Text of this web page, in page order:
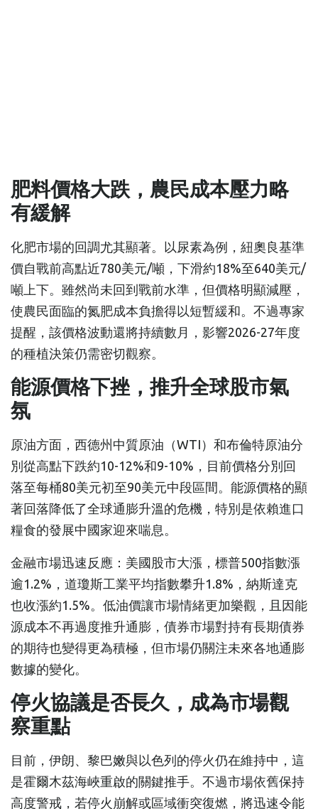
肥料價格大跌，農民成本壓力略
有緩解
化肥市場的回調尤其顯著。以尿素為例，紐奧良基準
價自戰前高點近780美元/噸，下滑約18%至640美元/
噸上下。雖然尚未回到戰前水準，但價格明顯減壓，
使農民面臨的氮肥成本負擔得以短暫緩和。不過專家
提醒，該價格波動還將持續數月，影響2026-27年度
的種植決策仍需密切觀察。
能源價格下挫，推升全球股市氣
氛
原油方面，西德州中質原油（WTI）和布倫特原油分
別從高點下跌約10-12%和9-10%，目前價格分別回
落至每桶80美元初至90美元中段區間。能源價格的顯
著回落降低了全球通膨升溫的危機，特別是依賴進口
糧食的發展中國家迎來喘息。
金融市場迅速反應：美國股市大漲，標普500指數漲
逾1.2%，道瓊斯工業平均指數攀升1.8%，納斯達克
也收漲約1.5%。低油價讓市場情緒更加樂觀，且因能
源成本不再過度推升通膨，債券市場對持有長期債券
的期待也變得更為積極，但市場仍關注未來各地通膨
數據的變化。
停火協議是否長久，成為市場觀
察重點
目前，伊朗、黎巴嫩與以色列的停火仍在維持中，這
是霍爾木茲海峽重啟的關鍵推手。不過市場依舊保持
高度警戒，若停火崩解或區域衝突復燃，將迅速令能